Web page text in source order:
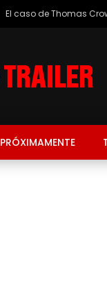
El caso de Thomas
PRÓXIMAMENTE